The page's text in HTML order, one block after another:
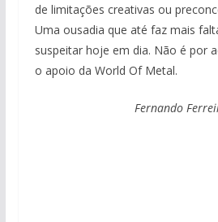
de limitações creativas ou
Uma ousadia que até faz mais
suspeitar hoje em dia. Não é por
o apoio da World Of Metal.
Fernando